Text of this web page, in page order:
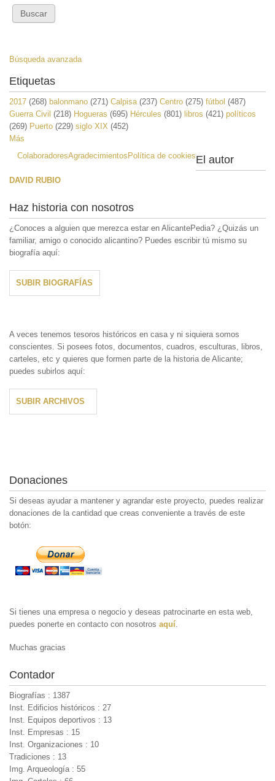
Búsqueda avanzada
Etiquetas
2017 (268) balonmano (271) Calpisa (237) Centro (275) fútbol (487)
Guerra Civil (218) Hogueras (695) Hércules (801) libros (421) políticos
(269) Puerto (229) siglo XIX (452)
Más
ColaboradoresAgradecimientos Política de cookiesEl autor
DAVID RUBIO
Haz historia con nosotros
¿Conoces a alguien que merezca estar en AlicantePedia? ¿Quizás un
familiar, amigo o conocido alicantino? Puedes escribir tú mismo su
biografía aquí:
SUBIR BIOGRAFÍAS
A veces tenemos tesoros históricos en casa y ni siquiera somos
conscientes. Si posees fotos, documentos, cuadros, esculturas, libros,
carteles, etc y quieres que formen parte de la historia de Alicante;
puedes subirlos aquí:
SUBIR ARCHIVOS
Donaciones
Si deseas ayudar a mantener y agrandar este proyecto, puedes realizar
donaciones de la cantidad que creas conveniente a través de este
botón:
Si tienes una empresa o negocio y deseas patrocinarte en esta web,
puedes ponerte en contacto con nosotros aquí
Muchas gracias
Contador
Biografías : 1387
Inst. Edificios históricos : 27
Inst. Equipos deportivos : 13
Inst. Empresas : 15
Inst. Organizaciones : 10
Tradiciones : 13
Img. Arqueología : 55